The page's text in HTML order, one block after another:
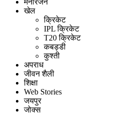
मनोरंजन
खेल
क्रिकेट
IPL क्रिकेट
T20 क्रिकेट
कबड्डी
कुश्ती
अपराध
जीवन शैली
शिक्षा
Web Stories
जयपुर
जोक्स